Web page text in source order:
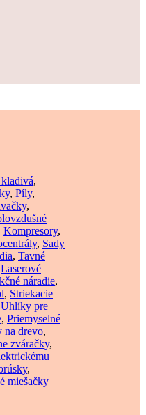
,
, Píly,
,
Kompresory,
, Sady
, Tavné
Laserové
náradie,
, Striekacie
Uhlíky pre
, Priemyselné
na drevo,
zváračky,
,
miešačky